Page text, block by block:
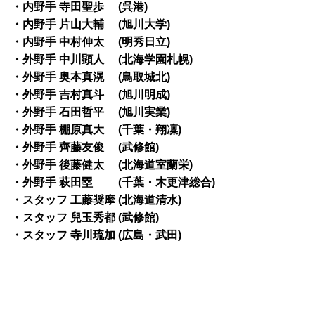
・内野手 寺田聖歩 (呉港)
・内野手 片山大輔 (旭川大学)
・内野手 中村伸太 (明秀日立)
・外野手 中川顕人 (北海学園札幌)
・外野手 奥本真滉 (鳥取城北)
・外野手 吉村真斗 (旭川明成)
・外野手 石田哲平 (旭川実業)
・外野手 棚原真大 (千葉・翔凜)
・外野手 齊藤友俊 (武修館)
・外野手 後藤健太 (北海道室蘭栄)
・外野手 萩田塁 (千葉・木更津総合)
・スタッフ工藤奨摩 (北海道清水)
・スタッフ 兒玉秀都 (武修館)
・スタッフ寺川琉加 (広島・武田)